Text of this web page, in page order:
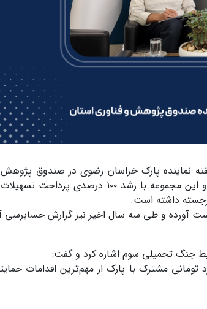
نماینده پارک خراسان رضوی در صندوق
فناوری استان، سرمایه صندوق از ۱۵۰ به ۲۵۰ میلیارد تومان افزایش یافته و این مجموعه با رشد ۱۰۰ درصدی
داشته است.
آورده و طی سه سال اخیر نیز گزارش حسابرسی
جنگ تحمیلی سوم اشاره کرد و گفت:
توقف پیگیری‌های حقوقی و اجرای قرارداد اهرمی ۱۲۰ میلیارد تومانی مشترک با پارک از مهم‌ترین اقدامات